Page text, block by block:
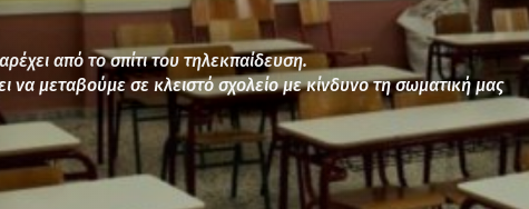
από το σπίτι του τηλεκπαίδευση.
να μεταβούμε σε κλειστό σχολείο με κίνδυνο τη σωματική μας